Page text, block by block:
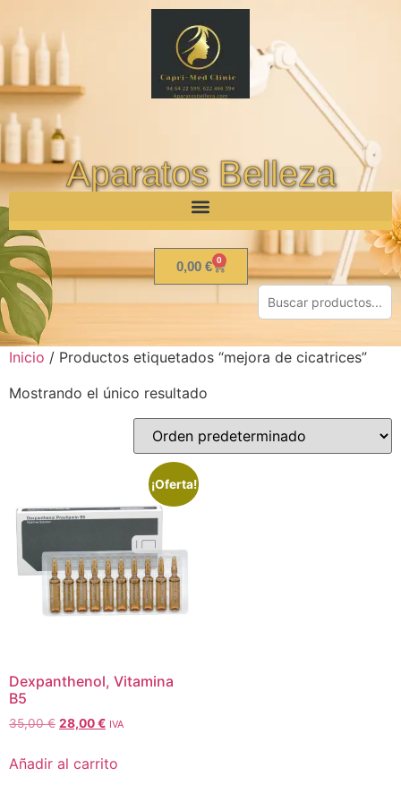
Aparatos Belleza
0,00 € 0
Inicio / Productos etiquetados “mejora de cicatrices”
Mostrando el único resultado
¡Oferta!
Dexpanthenol, Vitamina
B5
35,00€ 28,00€ IVA
Añadir al carrito